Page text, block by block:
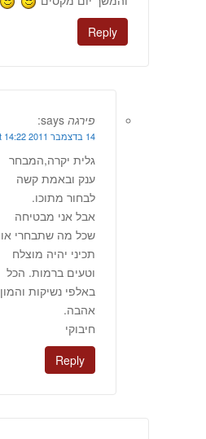
Reply
פירגה says:
14 בדצמבר 2011 at 14:22
גלית יקרה,המבחר
ענק ובאמת קשה
לבחור מתוכו.
אבל אני מבטיחה
שכל מה שתבחרי או
תכיני יהיה מוצלח
וטעים ברמות. הכל
באלפי נשיקות והמון
אהבה.
חיבוקי
Reply